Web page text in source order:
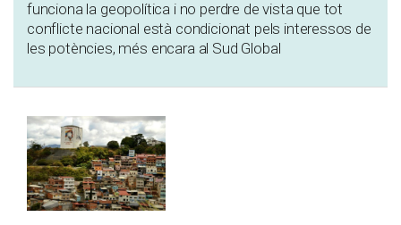
funciona la geopolítica i no perdre de vista que tot
conflicte nacional està condicionat pels interessos de
les potències, més encara al Sud Global